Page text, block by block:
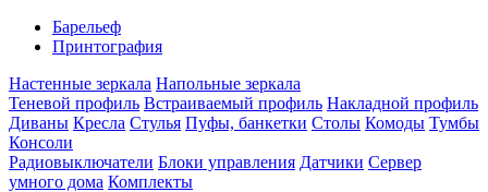
Барельеф
Принтография
Настенные зеркала Напольные зеркала
Теневой профиль Встраиваемый профиль Накладной профиль
Диваны Кресла Стулья Пуфы, банкетки Столы Комоды Тумбы
Консоли
Радиовыключатели Блоки управления Датчики Сервер
умного дома Комплекты